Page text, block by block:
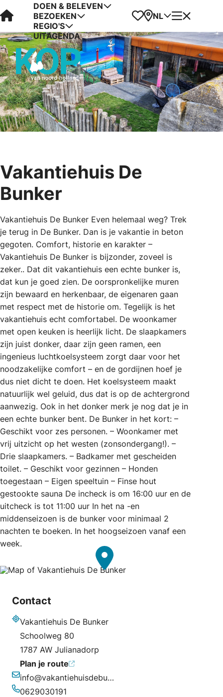
Visit Kop van Holland
DOEN & BELEVEN
BEZOEKEN
REGIO'S
UITAGENDA
Favorieten
Kaart
NL Menu
Vakantiehuis De
Bunker
Vakantiehuis De Bunker Even helemaal weg? Trek
je terug in De Bunker. Dan is je vakantie in beton
gegoten. Comfort, historie en karakter –
Vakantiehuis De Bunker is bijzonder, zoveel is
zeker.. Dat dit vakantiehuis een echte bunker is,
dat kun je goed zien. De oorspronkelijke muren
zijn bewaard en herkenbaar, de eigenaren gaan
met respect met de historie om. Tegelijk is het
vakantiehuis echt comfortabel. De woonkamer
met open keuken is heerlijk licht. De slaapkamers
zijn juist donker, daar zijn geen ramen, een
ingenieus luchtkoelsysteem zorgt daar voor het
noodzakelijke comfort – en de gordijnen hoef je
dus niet dicht te doen. Het koelsysteem maakt
natuurlijk wel geluid, dus dat is op de achtergrond
aanwezig. Ook in het donker merk je nog dat je in
een echte bunker bent. De Bunker in het kort: –
Geschikt voor zes personen. – Woonkamer met
vrij uitzicht op het westen (zonsondergang!). –
Drie slaapkamers. – Badkamer met gescheiden
toilet. – Geschikt voor gezinnen – Honden
toegestaan – Eigen speeltuin – Finse hout
gestookte sauna De incheck is om 16:00 uur en de
uitcheck is tot 11:00 uur In het na -en
middenseizoen is de bunker voor minimaal 2
nachten te boeken. In het hoogseizoen vanaf een
week.
Contact
Vakantiehuis De Bunker
Schoolweg 80
1787 AW Julianadorp
Plan je route
E-mailadres
info@vakantiehuisdebunker.nl
0629030191